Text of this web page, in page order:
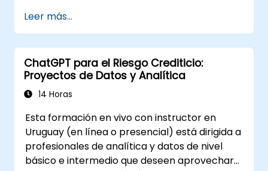
climatización (HVAC) y sistemas de
seguridad contra incendios mediante
ChatGPT.
Desarrollar e implementar scripts de
automatización personalizados.
Supervisar y gestionar los sistemas del
inteligencia artificial (IA).
Leer más...
ChatGPT para el Riesgo Crediticio:
Proyectos de Datos y Analítica
14 Horas
Esta formación en vivo con instructor en
Uruguay (en línea o presencial) está dirigida a
profesionales de analítica y datos de nivel
básico e intermedio que deseen aprovechar